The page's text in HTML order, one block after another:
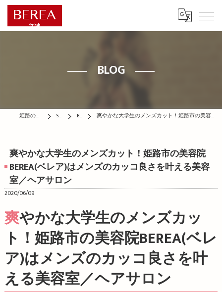
BLOG
姫路の美容院はBEREA STAFF BLOG 爽やかな大学生のメンズカット！姫路市の美容院BEREA(ベレア)はメンズのカッコ良さを叶える美容室／ヘアサロン
爽やかな大学生のメンズカット！姫路市の美容院
BEREA(ベレア)はメンズのカッコ良さを叶える美容
室／ヘアサロン
2020/06/09
爽やかな大学生のメンズカッ
ト！姫路市の美容院BEREA(ベレ
ア)はメンズのカッコ良さを叶
える美容室／ヘアサロン